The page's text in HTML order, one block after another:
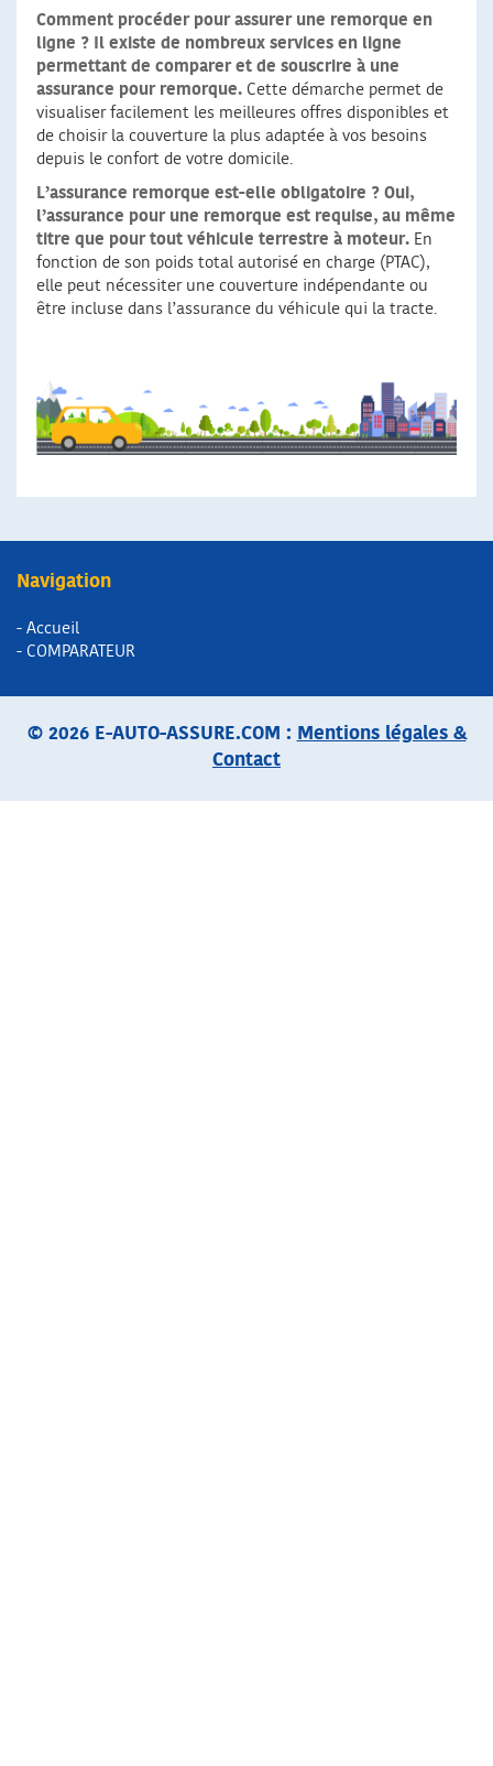
Comment procéder pour assurer une remorque en
ligne ?
Il existe de nombreux services en ligne
permettant de comparer et de souscrire à une
assurance pour remorque. Cette démarche permet de
visualiser facilement les meilleures offres disponibles et
de choisir la couverture la plus adaptée à vos besoins
depuis le confort de votre domicile.
L’assurance remorque est-elle obligatoire ? Oui,
l’assurance pour une remorque est requise, au même
titre que pour tout véhicule terrestre à moteur. En
fonction de son poids total autorisé en charge (PTAC),
elle peut nécessiter une couverture indépendante ou
être incluse dans l’assurance du véhicule qui la tracte.
Navigation
- Accueil
- COMPARATEUR
© 2026 E-AUTO-ASSURE.COM : Mentions légales &
Contact